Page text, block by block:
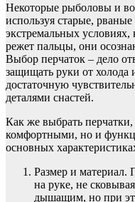
Некоторые рыболовы и
используя старые,
экстремальных условиях,
режет пальцы, они
Выбор перчаток – дело
защищать руки от холода
достаточную
деталями снастей.
Как же выбрать перчатки,
комфортными, но и
основных
Размер и материал.
на руке, не
дышащим, но при